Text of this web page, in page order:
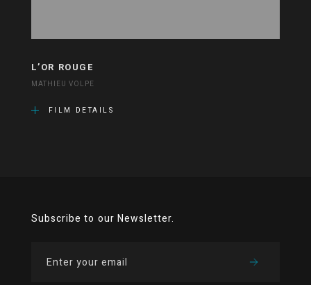
L’OR ROUGE
MATHIEU VOLPE
FILM DETAILS
Subscribe to our Newsletter.